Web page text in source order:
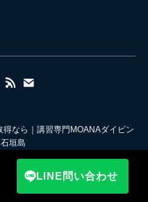
LINE問い合わせ
なら｜講習専門MOANAダイビン
垣島